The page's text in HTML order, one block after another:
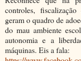
controles,
geram o quadro de
do mau ambiente
autonomia e a
máquinas. Eis a fala: